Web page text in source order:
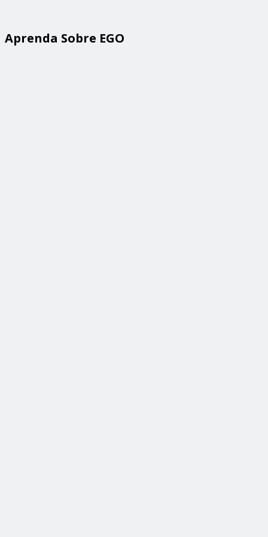
Aprenda Sobre EGO